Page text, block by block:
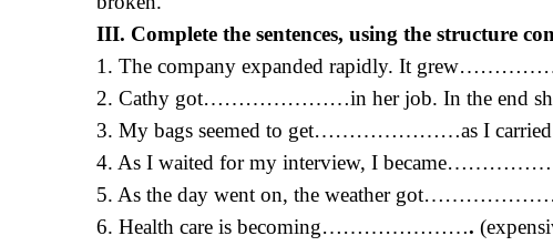
III. Complete the sentences, using the structure
1. The company expanded rapidly. It
2. Cathy got…………………in her job. In the end
3. My bags seemed to get…………………as I carried
4. As I waited for my interview, I
5. As the day went on, the weather
6. Health care is becoming………………….